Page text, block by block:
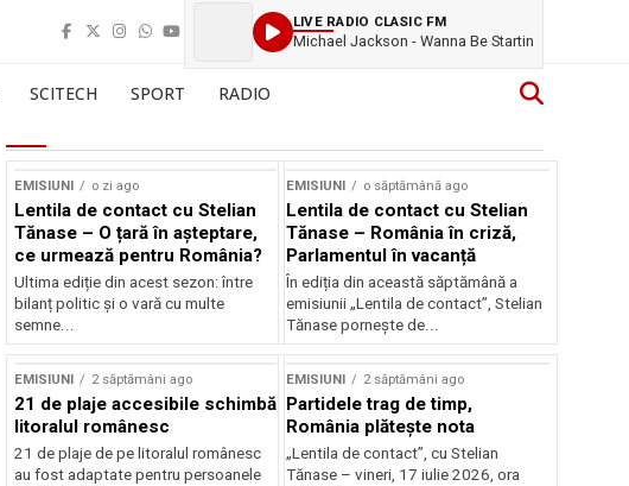
LIVE RADIO CLASIC FM
Michael Jackson - Wanna Be Startin
SCITECH SPORT RADIO
EMISIUNI o zi ago
Lentila de contact cu Stelian
Tănase – O țară în așteptare,
ce urmează pentru România?
Ultima ediție din acest sezon: între
bilanț politic și o vară cu multe
semne...
EMISIUNI o săptămână ago
Lentila de contact cu Stelian
Tănase – România în criză,
Parlamentul în vacanță
În ediția din această săptămână a
emisiunii „Lentila de contact”, Stelian
Tănase pornește de...
EMISIUNI 2 săptămâni ago
21 de plaje accesibile schimbă
litoralul românesc
21 de plaje de pe litoralul românesc
au fost adaptate pentru persoanele
EMISIUNI 2 săptămâni ago
Partidele trag de timp,
România plătește nota
„Lentila de contact”, cu Stelian
Tănase – vineri, 17 iulie 2026, ora